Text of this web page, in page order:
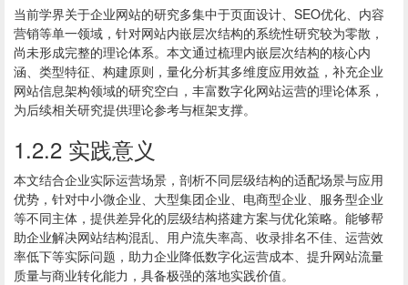
当前学界关于企业网站的研究多集中于页面设计、SEO优化、内容
营销等单一领域，针对网站内嵌层次结构的系统性研究较为零散，
尚未形成完整的理论体系。本文通过梳理内嵌层次结构的核心内
涵、类型特征、构建原则，量化分析其多维度应用效益，补充企业
网站信息架构领域的研究空白，丰富数字化网站运营的理论体系，
为后续相关研究提供理论参考与框架支撑。
1.2.2 实践意义
本文结合企业实际运营场景，剖析不同层级结构的适配场景与应用
优势，针对中小微企业、大型集团企业、电商型企业、服务型企业
等不同主体，提供差异化的层级结构搭建方案与优化策略。能够帮
助企业解决网站结构混乱、用户流失率高、收录排名不佳、运营效
率低下等实际问题，助力企业降低数字化运营成本、提升网站流量
质量与商业转化能力，具备极强的落地实践价值。